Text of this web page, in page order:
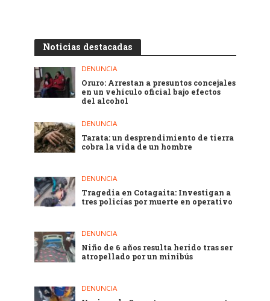
Noticias destacadas
DENUNCIA
Oruro: Arrestan a presuntos concejales
en un vehículo oficial bajo efectos
del alcohol
DENUNCIA
Tarata: un desprendimiento de tierra
cobra la vida de un hombre
DENUNCIA
Tragedia en Cotagaita: Investigan a
tres policías por muerte en operativo
DENUNCIA
Niño de 6 años resulta herido tras ser
atropellado por un minibús
DENUNCIA